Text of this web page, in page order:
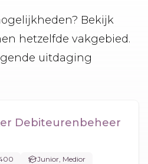
Bekijk
hetzelfde vakgebied.
uitdaging
Debiteurenbeheer
Junior, Medior